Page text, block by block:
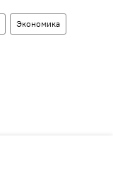
Экономика